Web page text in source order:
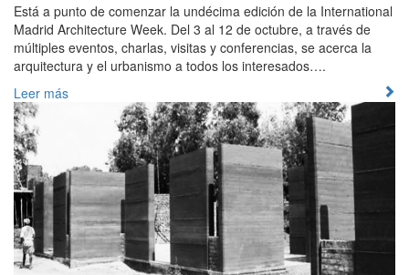
Está a punto de comenzar la undécima edición de la International
Madrid Architecture Week. Del 3 al 12 de octubre, a través de
múltiples eventos, charlas, visitas y conferencias, se acerca la
arquitectura y el urbanismo a todos los interesados….
Leer más